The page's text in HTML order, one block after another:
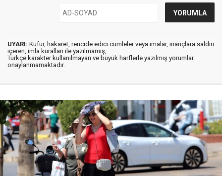
UYARI: Küfür, hakaret, rencide edici cümleler veya imalar, inançlara saldırı
içeren, imla kuralları ile yazılmamış,
Türkçe karakter kullanılmayan ve büyük harflerle yazılmış yorumlar
onaylanmamaktadır.